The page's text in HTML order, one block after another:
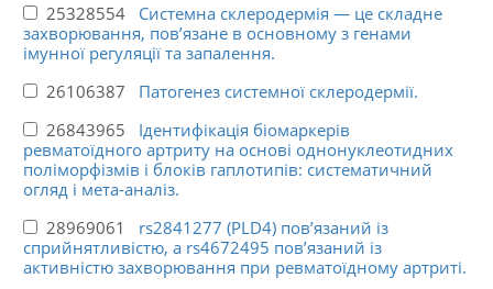
25328554 Системна склеродермія — це складне
захворювання, пов’язане в основному з генами
імунної регуляції та запалення.
26106387 Патогенез системної склеродермії.
26843965 Ідентифікація біомаркерів
ревматоїдного артриту на основі однонуклеотидних
поліморфізмів і блоків гаплотипів: систематичний
огляд і мета-аналіз.
28969061 rs2841277 (PLD4) пов’язаний із
сприйнятливістю, а rs4672495 пов’язаний із
активністю захворювання при ревматоїдному артриті.